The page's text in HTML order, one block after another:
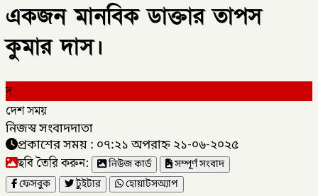
একজন মানবিক ডাক্তার তাপস
কুমার দাস।
দ
দেশ সময়
নিজস্ব সংবাদদাতা
প্রকাশের সময় : ০৭:২১ অপরাহ্ন ২১-০৬-২০২৫
ছবি তৈরি করুন: নিউজ কার্ড
সম্পূর্ণ সংবাদ
ফেসবুক
টুইটার হোয়াটসঅ্যাপ